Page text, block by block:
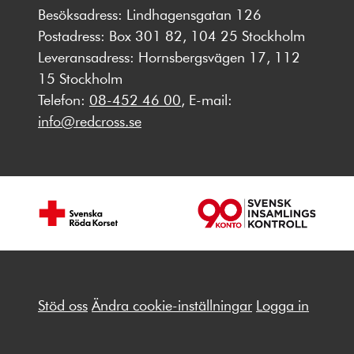
Besöksadress: Lindhagensgatan 126
Postadress: Box 301 82, 104 25 Stockholm
Leveransadress: Hornsbergsvägen 17, 112
15 Stockholm
Telefon: 08-452 46 00, E-mail:
info@redcross.se
Stöd oss Ändra cookie-inställningar Logga in